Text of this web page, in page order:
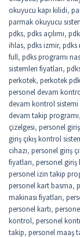
okuyucu kapı kilidi,
parmak okuyucu
pdks, pdks açılımı,
ihlas, pdks izmir, pdks
full, pdks programı
sistemleri fiyatları,
perkotek, perkotek
personel devam
devam kontrol sistemi
devam takip programı,
çizelgesi, personel giriş
giriş çıkış kontrol
cihazı, personel giriş
fiyatları, personel giriş
personel izin takip
personel kart basma,
makinası fiyatları,
personel kartı,
kontrol, personel
takip, personel maaş